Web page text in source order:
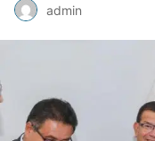
admin